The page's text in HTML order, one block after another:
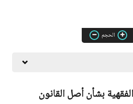
الحجم
بشأن أصل القانون